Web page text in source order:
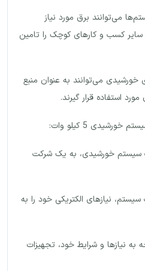
می‌توانند برق مورد نیاز
و سایر کسب و کارهای کوچک را تامین
می‌توانند به عنوان منبع
استفاده قرار گیرند.
5 کیلو وات:
سیستم خورشیدی، به یک شرکت
نیازهای الکتریکی خود را به
به نیازها و شرایط خود، تجهیزات